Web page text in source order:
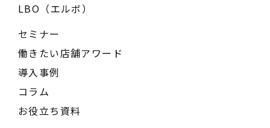
LBO（エルボ）
セミナー
働きたい店舗アワード
導入事例
コラム
お役立ち資料